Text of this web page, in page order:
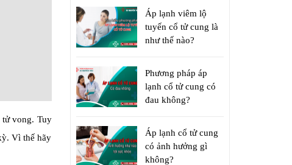
tử vong. Tuy
Vì thế hãy
Áp lạnh viêm lộ
tuyến cổ tử cung là
như thế nào?
Phương pháp áp
lạnh cổ tử cung có
đau không?
Áp lạnh cổ tử cung
có ảnh hưởng gì
không?